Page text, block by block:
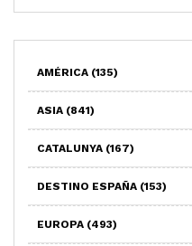
AMÉRICA (135)
ASIA (841)
CATALUNYA (167)
DESTINO ESPAÑA (153)
EUROPA (493)